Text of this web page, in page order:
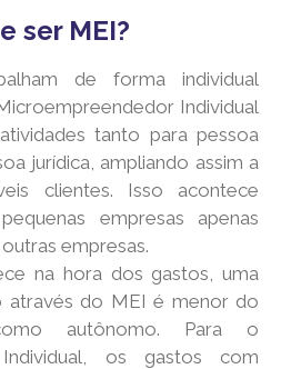
ser MEI?
de forma individual
Individual
tanto para pessoa
jurídica, ampliando assim a
clientes. Isso acontece
empresas apenas
empresas.
na hora dos gastos, uma
do MEI é menor do
autônomo. Para o
Individual, os gastos com